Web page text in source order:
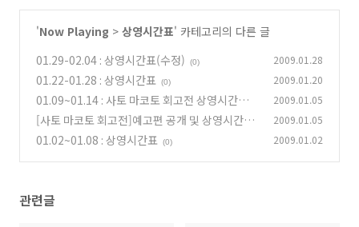
'Now Playing > 상영시간표' 카테고리의 다른 글
01.29-02.04 : 상영시간표(수정)
(0) 2009.01.28
01.22-01.28 : 상영시간표 (0) 2009.01.20
01.09~01.14 : 사토 마코토 회고전 상영시간표
(0)
2009.01.05
[사토 마코토 회고전]예고편 공개 및 상영시간표!
(0)
2009.01.05
01.02~01.08 : 상영시간표 (0) 2009.01.02
관련글